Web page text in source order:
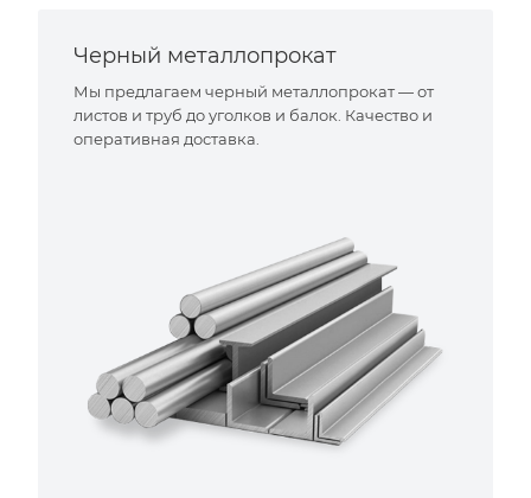
Черный металлопрокат
Мы предлагаем черный металлопрокат — от
листов и труб до уголков и балок. Качество и
оперативная доставка.